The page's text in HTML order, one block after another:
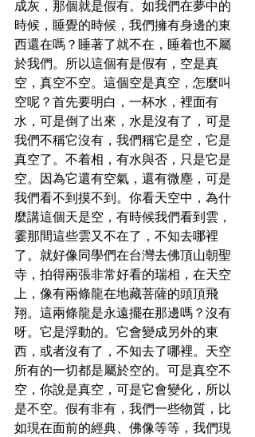
成灰，那個就是假有。如我們在夢中的
時候，睡覺的時候，我們擁有身邊的東
西還在嗎？睡著了就不在，睡着也不屬
於我們。所以這個有是假有，空是真
空，真空不空。這個空是真空，怎麼叫
空呢？首先要明白，一杯水，裡面有
水，可是倒了出來，水是沒有了，可是
我們不稱它沒有，我們稱它是空，它是
真空了。不着相，有水與否，只是它是
空。因為它還有空氣，還有微塵，可是
我們看不到摸不到。你看天空中，為什
麼講這個天是空，有時候我們看到雲，
霎那間這些雲又不在了，不知去哪裡
了。就好像同學們在台灣去佛頂山朝聖
寺，拍得兩張非常好看的瑞相，在天空
上，像有兩條龍在地藏菩薩的頭頂飛
翔。這兩條龍是永遠擺在那邊嗎？沒有
呀。它是浮動的。它會變成另外的東
西，或者沒有了，不知去了哪裡。天空
所有的一切都是屬於空的。可是真空不
空，你說是真空，可是它會變化，所以
是不空。假有非有，我們一些物質，比
如現在面前的經典、佛像等等，我們現